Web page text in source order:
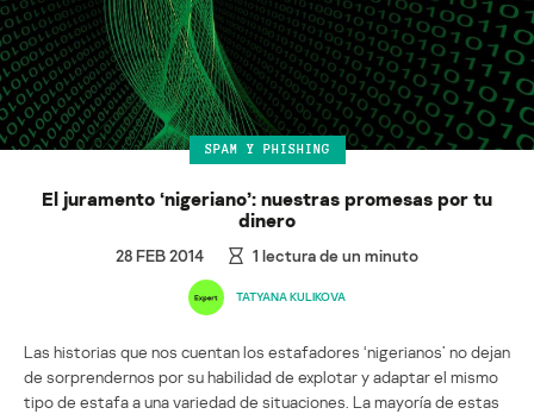
SPAM Y PHISHING
El juramento ‘nigeriano’: nuestras promesas por tu
dinero
28 FEB 2014 1 lectura de un minuto
TATYANA KULIKOVA
Las historias que nos cuentan los estafadores ‘nigerianos’ no dejan
de sorprendernos por su habilidad de explotar y adaptar el mismo
tipo de estafa a una variedad de situaciones. La mayoría de estas